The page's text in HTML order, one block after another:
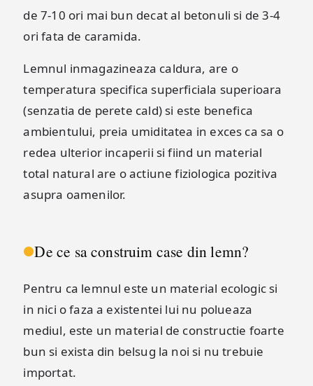
de 7-10 ori mai bun decat al betonuli si de 3-4
ori fata de caramida.
Lemnul inmagazineaza caldura, are o
temperatura specifica superficiala superioara
(senzatia de perete cald) si este benefica
ambientului, preia umiditatea in exces ca sa o
redea ulterior incaperii si fiind un material
total natural are o actiune fiziologica pozitiva
asupra oamenilor.
De ce sa construim case din lemn?
Pentru ca lemnul este un material ecologic si
in nici o faza a existentei lui nu polueaza
mediul, este un material de constructie foarte
bun si exista din belsug la noi si nu trebuie
importat.